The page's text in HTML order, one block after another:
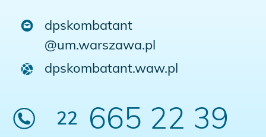
dpskombatant
@um.warszawa.pl
dpskombatant.waw.pl
22 665 22 39